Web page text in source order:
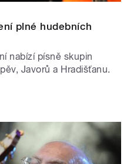
plné hudebních
nabízí písně skupin
Javorů a Hradišťanu.